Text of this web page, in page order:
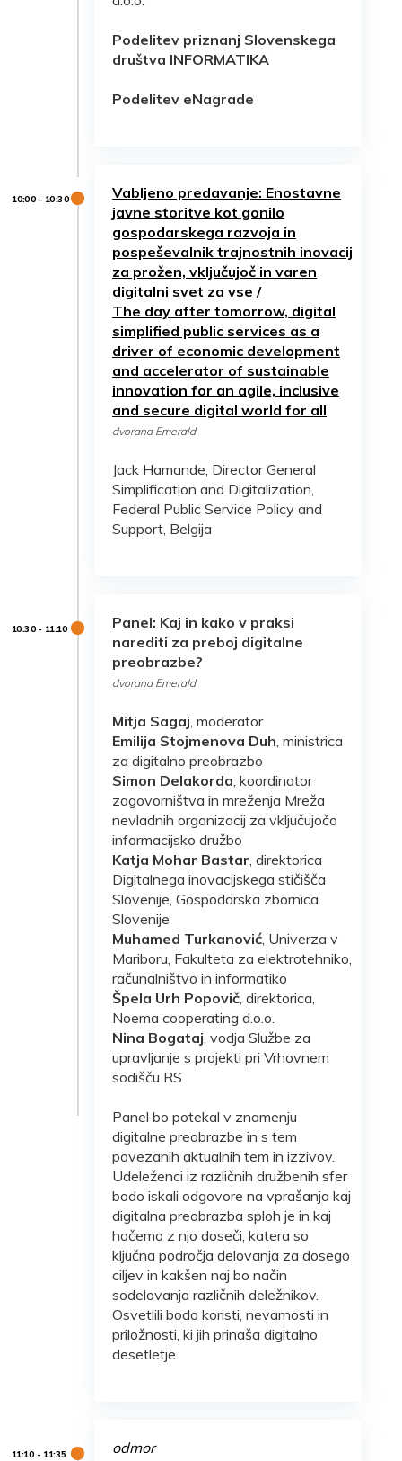
Podelitev priznanj Slovenskega
društva INFORMATIKA
Podelitev eNagrade
Vabljeno predavanje: Enostavne
javne storitve kot gonilo
gospodarskega razvoja in
pospeševalnik trajnostnih inovacij
za prožen, vključujoč in varen
digitalni svet za vse /
The day after tomorrow, digital
simplified public services as a
driver of economic development
and accelerator of sustainable
innovation for an agile, inclusive
and secure digital world for all
dvorana Emerald
Jack Hamande, Director General
Simplification and Digitalization,
Federal Public Service Policy and
Support, Belgija
Panel: Kaj in kako v praksi
narediti za preboj digitalne
preobrazbe?
dvorana Emerald
Mitja Sagaj, moderator
Emilija Stojmenova Duh, ministrica
za digitalno preobrazbo
Simon Delakorda, koordinator
zagovorništva in mreženja Mreža
nevladnih organizacij za vključujočo
informacijsko družbo
Katja Mohar Bastar, direktorica
Digitalnega inovacijskega stičišča
Slovenije, Gospodarska zbornica
Slovenije
Muhamed Turkanović, Univerza v
Mariboru, Fakulteta za elektrotehniko,
računalništvo in informatiko
Špela Urh Popovič, direktorica,
Noema cooperating d.o.o.
Nina Bogataj, vodja Službe za
upravljanje s projekti pri Vrhovnem
sodišču RS
Panel bo potekal v znamenju
digitalne preobrazbe in s tem
povezanih aktualnih tem in izzivov.
Udeleženci iz različnih družbenih sfer
bodo iskali odgovore na vprašanja kaj
digitalna preobrazba sploh je in kaj
hočemo z njo doseči, katera so
ključna področja delovanja za dosego
ciljev in kakšen naj bo način
sodelovanja različnih deležnikov.
Osvetlili bodo koristi, nevarnosti in
priložnosti, ki jih prinaša digitalno
desetletje.
odmor